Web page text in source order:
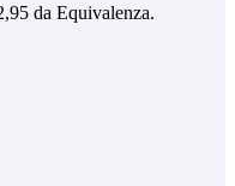
da Equivalenza.